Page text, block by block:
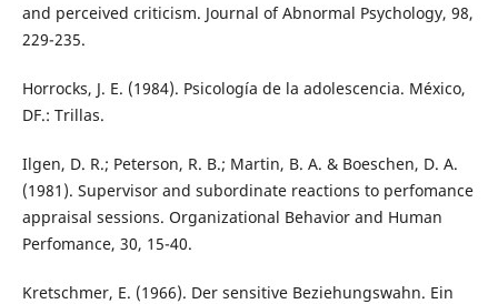
and perceived criticism. Journal of Abnormal Psychology, 98,
229-235.
Horrocks, J. E. (1984). Psicología de la adolescencia. México,
DF.: Trillas.
Ilgen, D. R.; Peterson, R. B.; Martin, B. A. & Boeschen, D. A.
(1981). Supervisor and subordinate reactions to perfomance
appraisal sessions. Organizational Behavior and Human
Perfomance, 30, 15-40.
Kretschmer, E. (1966). Der sensitive Beziehungswahn. Ein